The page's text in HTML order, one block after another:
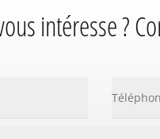
intéresse ?